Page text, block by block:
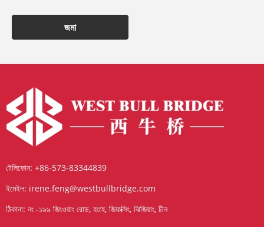
জমা
টেলিফোন: +86-573-83344839
ইমেইল: irene.feng@westbullbridge.com
ঠিকানা: নং -১৯৯ জিংওয়াং রোড, হংহে, জিয়াক্সিং, ঝিজিয়াং, চীন